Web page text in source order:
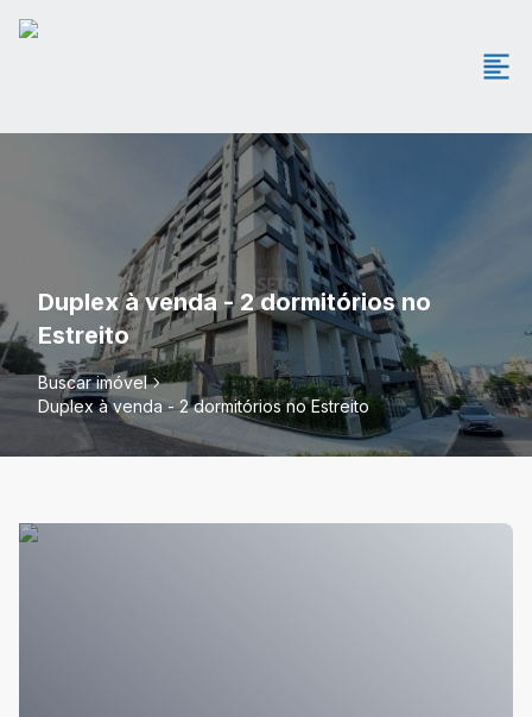
Duplex à venda - 2 dormitórios no
Estreito
Buscar imóvel
Duplex à venda - 2 dormitórios no Estreito